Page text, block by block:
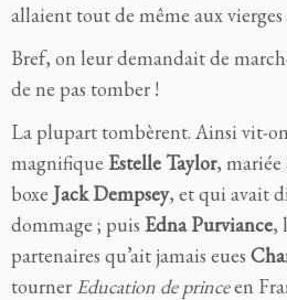
allaient tout de même aux vierges
Bref, on leur demandait de
de ne pas tomber !
La plupart tombèrent. Ainsi vit-
magnifique Estelle Taylor, mariée
boxe Jack Dempsey, et qui avait
dommage ; puis Edna Purviance,
partenaires qu’ait jamais eues
tourner Education de princeen